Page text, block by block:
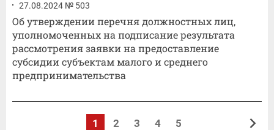
27.08.2024 № 503
Об утверждении перечня должностных лиц,
уполномоченных на подписание результата
рассмотрения заявки на предоставление
субсидии субъектам малого и среднего
предпринимательства
1 2 3 4 5